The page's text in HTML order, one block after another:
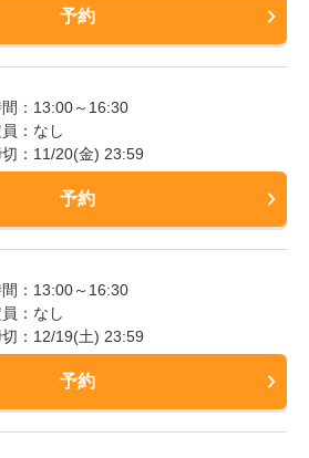
予約
：13:00～16:30
：なし
：11/20(金) 23:59
予約
：13:00～16:30
：なし
：12/19(土) 23:59
予約